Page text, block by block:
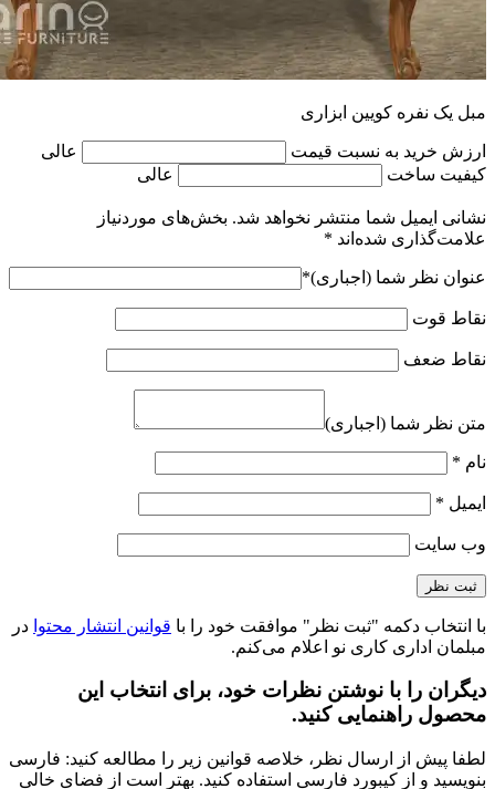
مبل یک نفره کویین ابزاری
ارزش خرید به نسبت قیمت
عالی
کیفیت ساخت
عالی
نشانی ایمیل شما منتشر نخواهد شد. بخش‌های موردنیاز
علامت‌گذاری شده‌اند *
عنوان نظر شما (اجباری)*
نقاط قوت
نقاط ضعف
متن نظر شما (اجباری)
نام *
ایمیل *
وب‌ سایت
با انتخاب دکمه "ثبت نظر" موافقت خود را با قوانین انتشار محتوا در
مبلمان اداری کاری نو اعلام می‌کنم.
دیگران را با نوشتن نظرات خود، برای انتخاب این
محصول راهنمایی کنید.
لطفا پیش از ارسال نظر، خلاصه قوانین زیر را مطالعه کنید: فارسی
بنویسید و از کیبورد فارسی استفاده کنید. بهتر است از فضای خالی